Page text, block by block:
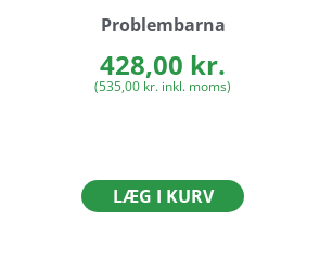
Problembarna
428,00 kr.
(535,00 kr. inkl. moms)
LÆG I KURV